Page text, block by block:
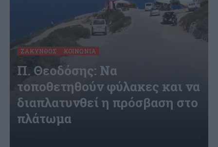
ΖΆΚΥΝΘΟΣ ΚΟΙΝΩΝΊΑ
Π. Θεοδόσης: Να
τοποθετηθούν φύλακες και να
διαπλατυνθεί η πρόσβαση στο
πλάτωμα